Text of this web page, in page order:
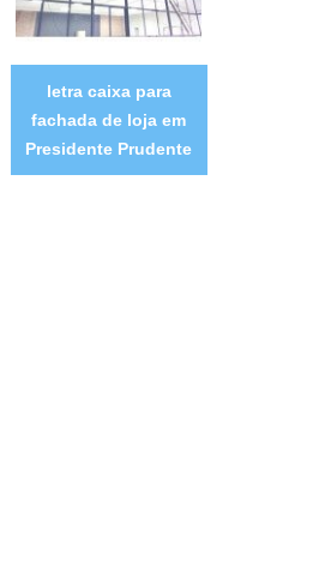
letra caixa para
fachada de loja em
Presidente Prudente